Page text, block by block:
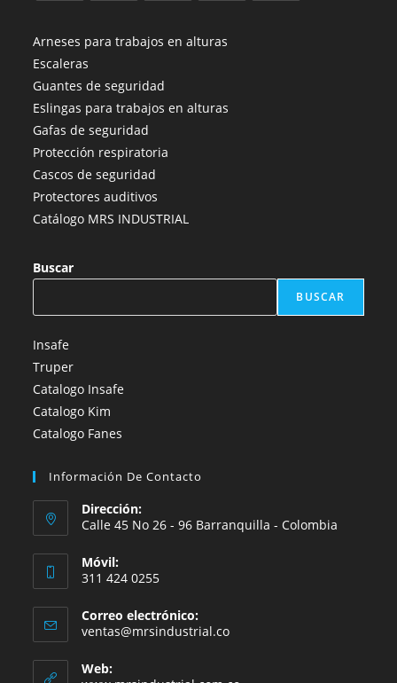
nueva
pestaña
una
pestaña
abre
una
nueva
pestaña
Arneses para trabajos en alturas
Escaleras
Guantes de seguridad
Eslingas para trabajos en alturas
Gafas de seguridad
Protección respiratoria
Cascos de seguridad
Protectores auditivos
Catálogo MRS INDUSTRIAL
Buscar
BUSCAR
Insafe
Truper
Catalogo Insafe
Catalogo Kim
Catalogo Fanes
Información De Contacto
Dirección:
Calle 45 No 26 - 96 Barranquilla - Colombia
Móvil:
311 424 0255
Correo electrónico:
ventas@mrsindustrial.coSe
Web: